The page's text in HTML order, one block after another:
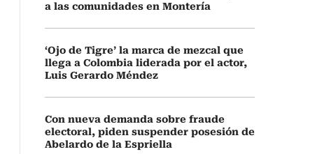
a las comunidades en Montería
‘Ojo de Tigre’ la marca de mezcal que
llega a Colombia liderada por el actor,
Luis Gerardo Méndez
Con nueva demanda sobre fraude
electoral, piden suspender posesión de
Abelardo de la Espriella